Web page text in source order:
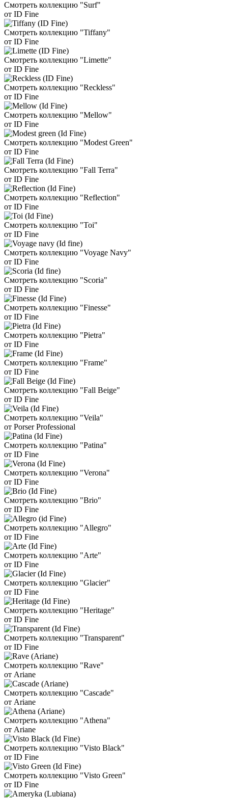
Смотреть коллекцию "Surf"
от ID Fine
Смотреть коллекцию "Tiffany"
от ID Fine
Смотреть коллекцию "Limette"
от ID Fine
Смотреть коллекцию "Reckless"
от ID Fine
Смотреть коллекцию "Mellow"
от ID Fine
Смотреть коллекцию "Modest Green"
от ID Fine
Смотреть коллекцию "Fall Terra"
от ID Fine
Смотреть коллекцию "Reflection"
от ID Fine
Смотреть коллекцию "Toi"
от ID Fine
Смотреть коллекцию "Voyage Navy"
от ID Fine
Смотреть коллекцию "Scoria"
от ID Fine
Смотреть коллекцию "Finesse"
от ID Fine
Смотреть коллекцию "Pietra"
от ID Fine
Смотреть коллекцию "Frame"
от ID Fine
Смотреть коллекцию "Fall Beige"
от ID Fine
Смотреть коллекцию "Veila"
от Porser Professional
Смотреть коллекцию "Patina"
от ID Fine
Смотреть коллекцию "Verona"
от ID Fine
Смотреть коллекцию "Brio"
от ID Fine
Смотреть коллекцию "Allegro"
от ID Fine
Смотреть коллекцию "Arte"
от ID Fine
Смотреть коллекцию "Glacier"
от ID Fine
Смотреть коллекцию "Heritage"
от ID Fine
Смотреть коллекцию "Transparent"
от ID Fine
Смотреть коллекцию "Rave"
от Ariane
Смотреть коллекцию "Cascade"
от Ariane
Смотреть коллекцию "Athena"
от Ariane
Смотреть коллекцию "Visto Black"
от ID Fine
Смотреть коллекцию "Visto Green"
от ID Fine